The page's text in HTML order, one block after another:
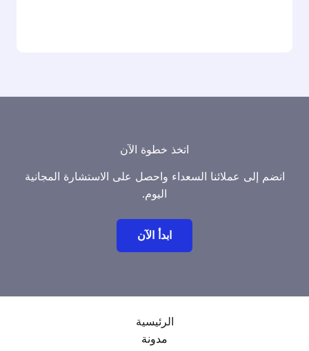
اتخذ خطوة الآن
انضم إلى عملائنا السعداء واحصل على الاستشارة المجانية
اليوم.
ابدأ الآن
الرئيسية
مدونة